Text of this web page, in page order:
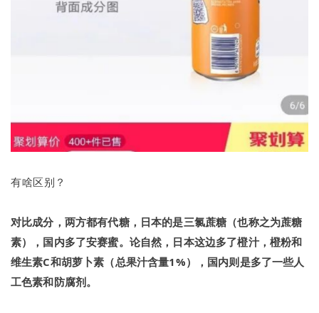
有啥区别？
对比成分，两方都有代糖，日本的是三氯蔗糖（也称之为蔗糖
素），国内多了安赛蜜。 论自然，日本这边多了橙汁，橙粉和
维生素C和胡萝卜素（总果汁含量1%），国内则是多了一些人
工色素和防腐剂。